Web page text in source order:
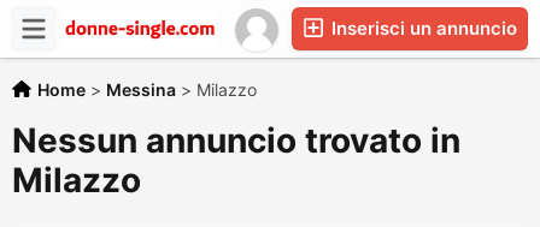
Inserisci un annuncio
Home > Messina > Milazzo
Nessun annuncio trovato in
Milazzo